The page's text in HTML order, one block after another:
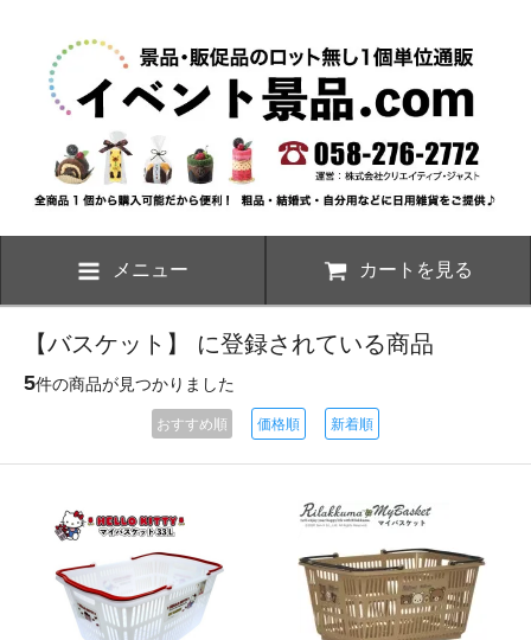
メニュー カートを見る
【バスケット】 に登録されている商品
5件の商品が見つかりました
おすすめ順 価格順 新着順